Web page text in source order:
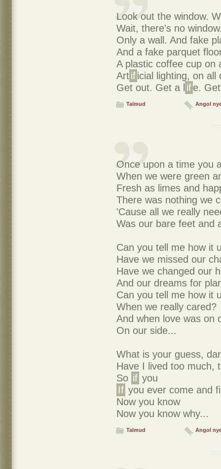
Look out the window.
Wait, there's no
Only a wall. And fake
And a fake parquet
A plastic coffee cup on
Artificial lighting, on all
Get out. Get a l
ife.
Talmud Angol
Once upon a time you
When we were green
Fresh as limes and
There was nothing we
'Cause all we really
Was our bare feet and
Can you tell me how it
Have we missed our
Have we changed our
And our dreams for
Can you tell me how it
When we really cared?
And when love was on
On our side...
What is your guess,
Have I lived too much,
So if you
If you ever come and
Now you know
Now you know why...
Talmud Angol